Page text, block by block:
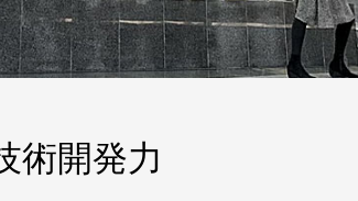
術開発力